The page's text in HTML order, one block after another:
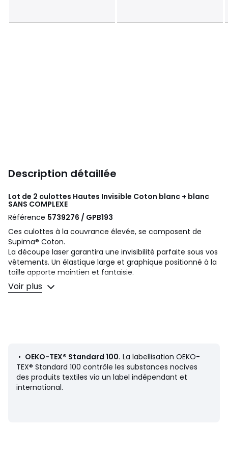
Description détaillée
Lot de 2 culottes Hautes Invisible Coton blanc + blanc
SANS COMPLEXE
Référence 5739276 / GPB193
Ces culottes à la couvrance élevée, se composent de
Supima® Coton.
La découpe laser garantira une invisibilité parfaite sous vos
vêtements. Un élastique large et graphique positionné à la
taille apporte maintien et fantaisie.
Composition et Entretien
• Matière principale : 86% coton, 14% élasthanne
• Doublure fond : 100% coton
• Secondaire : 77% polyamide, 23% élasthanne
Voir plus
• OEKO-TEX® Standard 100. La labellisation OEKO-
TEX® Standard 100 contrôle les substances nocives
des produits textiles via un label indépendant et
international.